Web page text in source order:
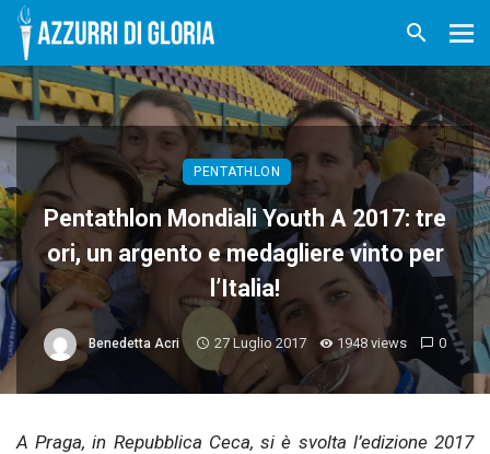
PENTATHLON
Pentathlon Mondiali Youth A 2017: tre
ori, un argento e medagliere vinto per
l’Italia!
Benedetta Acri 27 Luglio 2017 1948 views 0
A Praga, in Repubblica Ceca, si è svolta l’edizione 2017